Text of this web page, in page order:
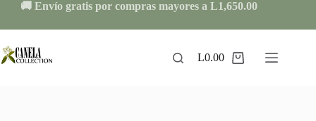
content
🚚 Envío gratis por compras mayores a L1,650.00
Shopping
L0.00